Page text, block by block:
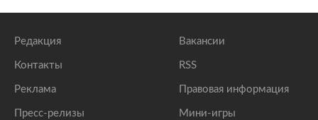
Редакция
Контакты
Реклама
Пресс-релизы
Вакансии
RSS
Правовая информация
Мини-игры